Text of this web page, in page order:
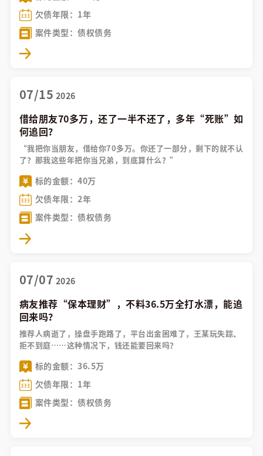
欠债年限：1年
案件类型：债权债务
07/15 2026
借给朋友70多万，还了一半不还了，多年“死账”如
何追回？
“我把你当朋友，借给你70多万。你还了一部分，剩下的就不认
了？那我这些年把你当兄弟，到底算什么？”
标的金额：40万
欠债年限：2年
案件类型：债权债务
07/07 2026
病友推荐“保本理财”，不料36.5万全打水漂，能追
回来吗？
推荐人病逝了，操盘手跑路了，平台出金困难了，王某玩失踪、
拒不到庭……这种情况下，钱还能要回来吗？
标的金额：36.5万
欠债年限：1年
案件类型：债权债务